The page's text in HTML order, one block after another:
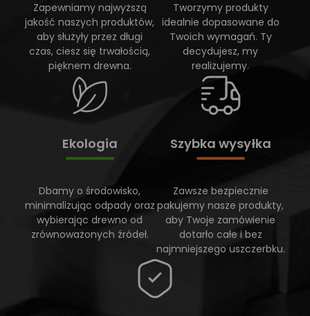
Zapewniamy najwyższą
jakość naszych produktów,
aby służyły przez długi
czas, ciesz się trwałością,
pięknem drewna.
Tworzymy produkty
idealnie dopasowane do
Twoich wymagań. Ty
decydujesz, my
realizujemy.
Ekologia
Dbamy o środowisko,
minimalizując odpady oraz
wybierając drewno od
zrównoważonych źródeł.
Szybka wysyłka
Zawsze bezpiecznie
pakujemy nasze produkty,
aby Twoje zamówienie
dotarło całe i bez
najmniejszego uszczerbku.